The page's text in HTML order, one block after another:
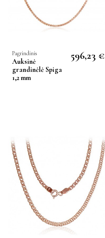
Pagrindinis
Auksinė
grandinėlė Spiga
1,2 mm
596,23 €